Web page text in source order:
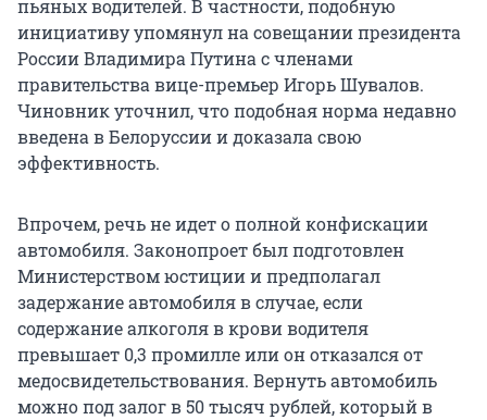
пьяных водителей. В частности, подобную
инициативу упомянул на совещании президента
России Владимира Путина с членами
правительства вице-премьер Игорь Шувалов.
Чиновник уточнил, что подобная норма недавно
введена в Белоруссии и доказала свою
эффективность.
Впрочем, речь не идет о полной конфискации
автомобиля. Законопроет был подготовлен
Министерством юстиции и предполагал
задержание автомобиля в случае, если
содержание алкоголя в крови водителя
превышает 0,3 промилле или он отказался от
медосвидетельствования. Вернуть автомобиль
можно под залог в 50 тысяч рублей, который в